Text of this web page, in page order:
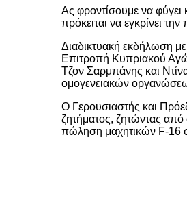
Ας φροντίσουμε να φύγει
πρόκειται να εγκρίνει
Διαδικτυακή εκδήλωση
Επιτροπή Κυπριακού
Τζον Σαρμπάνης και
ομογενειακών
Ο Γερουσιαστής και
ζητήματος, ζητώντας από
πώληση μαχητικών F-16